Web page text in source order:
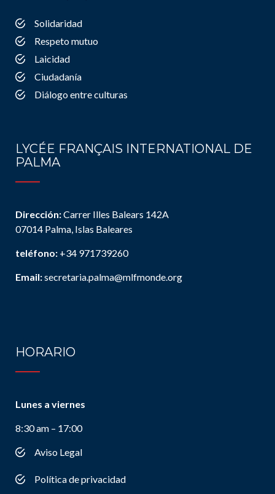
Solidaridad
Respeto mutuo
Laicidad
Ciudadanía
Diálogo entre culturas
LYCÉE FRANÇAIS INTERNATIONAL DE
PALMA
Dirección:Carrer Illes Balears 142A
07014 Palma, Islas Baleares
teléfono: +34 971739260
Email:secretaria.palma@mlfmonde.org
HORARIO
Lunes a viernes
8:30 am – 17:00
Aviso Legal
Política de privacidad